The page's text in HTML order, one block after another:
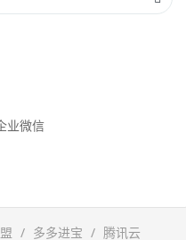
业微信
多多进宝 腾讯云